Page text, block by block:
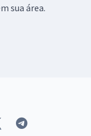
sua área.